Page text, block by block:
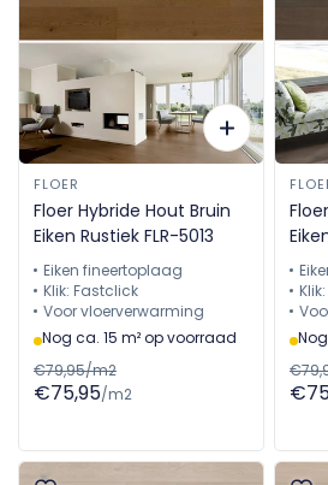
FLOER
Floer Hybride Hout Bruin
Eiken Rustiek FLR-5013
Eiken fineertoplaag
Klik: Fastclick
Voor vloerverwarming
Nog ca. 15 m² op voorraad
€79,95/m2
€75,95/m2